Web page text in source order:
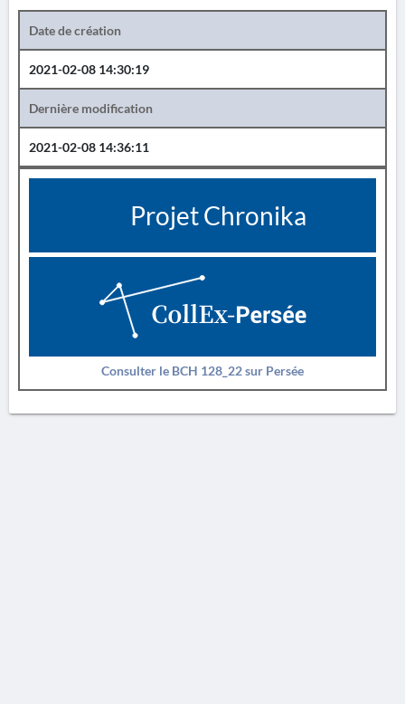
Date de création
2021-02-08 14:30:19
Dernière modification
2021-02-08 14:36:11
Projet Chronika
Consulter le BCH 128_22 sur Persée